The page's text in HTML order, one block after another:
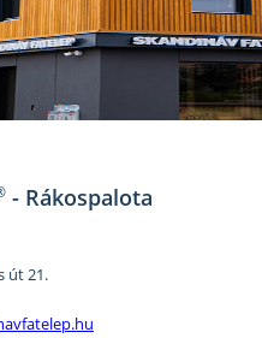
- Rákospalota
út 21.